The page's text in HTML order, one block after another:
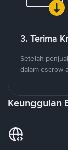
3. Terima
Setelah
dalam escrow
Keunggulan